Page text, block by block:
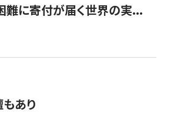
難に寄付が届く世界の実...
あり